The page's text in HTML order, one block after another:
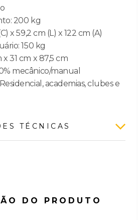
200 kg
x 59,2 cm (L) x 122 cm (A)
150 kg
31 cm x 87,5 cm
mecânico/manual
academias, clubes e
TÉCNICAS
Preto / Amarelo
DO PRODUTO